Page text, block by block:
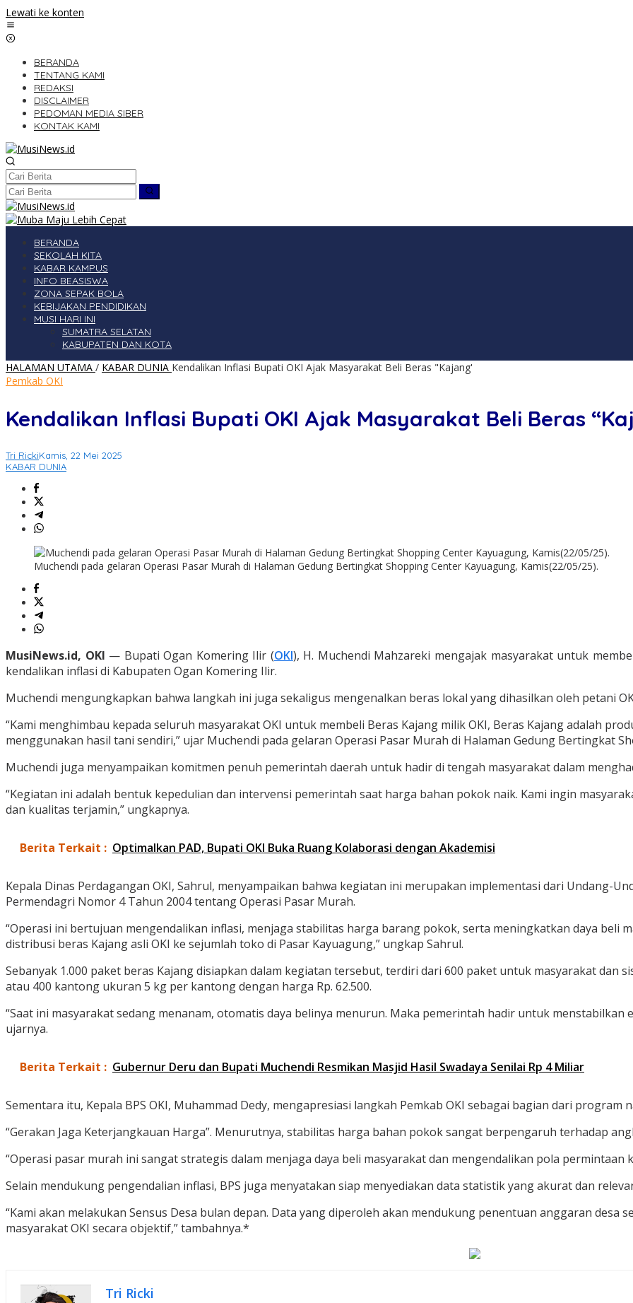
Lewati ke konten
BERANDA
TENTANG KAMI
REDAKSI
DISCLAIMER
PEDOMAN MEDIA SIBER
KONTAK KAMI
BERANDA
SEKOLAH KITA
KABAR KAMPUS
INFO BEASISWA
ZONA SEPAK BOLA
KEBIJAKAN PENDIDIKAN
MUSI HARI INI
SUMATRA SELATAN
KABUPATEN DAN KOTA
HALAMAN UTAMA / KABAR DUNIA Kendalikan Inflasi Bupati OKI Ajak Masyarakat Beli Beras "Kajang'
Pemkab OKI
Kendalikan Inflasi Bupati OKI Ajak Masyarakat Beli Beras
Tri RickiKamis, 22 Mei 2025
KABAR DUNIA
Muchendi pada gelaran Operasi Pasar Murah di Halaman Gedung Bertingkat Shopping Center Kayuagung, Kamis(22/05/25).
MusiNews.id, OKI — Bupati Ogan Komering Ilir (OKI), H. Muchendi Mahzareki mengajak masyarakat untuk
kendalikan inflasi di Kabupaten Ogan Komering Ilir.
Muchendi mengungkapkan bahwa langkah ini juga sekaligus mengenalkan beras lokal yang dihasilkan oleh petani
“Kami menghimbau kepada seluruh masyarakat OKI untuk membeli Beras Kajang milik OKI, Beras Kajang adalah
menggunakan hasil tani sendiri,” ujar Muchendi pada gelaran Operasi Pasar Murah di Halaman Gedung Bertingkat
Muchendi juga menyampaikan komitmen penuh pemerintah daerah untuk hadir di tengah masyarakat dalam
“Kegiatan ini adalah bentuk kepedulian dan intervensi pemerintah saat harga bahan pokok naik. Kami ingin
dan kualitas terjamin,” ungkapnya.
Berita Terkait : Optimalkan PAD, Bupati OKI Buka Ruang Kolaborasi dengan Akademisi
Kepala Dinas Perdagangan OKI, Sahrul, menyampaikan bahwa kegiatan ini merupakan implementasi dari Undang-
Permendagri Nomor 4 Tahun 2004 tentang Operasi Pasar Murah.
“Operasi ini bertujuan mengendalikan inflasi, menjaga stabilitas harga barang pokok, serta meningkatkan daya beli
distribusi beras Kajang asli OKI ke sejumlah toko di Pasar Kayuagung,” ungkap Sahrul.
Sebanyak 1.000 paket beras Kajang disiapkan dalam kegiatan tersebut, terdiri dari 600 paket untuk masyarakat dan
atau 400 kantong ukuran 5 kg per kantong dengan harga Rp. 62.500.
“Saat ini masyarakat sedang menanam, otomatis daya belinya menurun. Maka pemerintah hadir untuk
ujarnya.
Berita Terkait : Gubernur Deru dan Bupati Muchendi Resmikan Masjid Hasil Swadaya Senilai Rp 4 Miliar
Sementara itu, Kepala BPS OKI, Muhammad Dedy, mengapresiasi langkah Pemkab OKI sebagai bagian dari program
“Gerakan Jaga Keterjangkauan Harga”. Menurutnya, stabilitas harga bahan pokok sangat berpengaruh terhadap
“Operasi pasar murah ini sangat strategis dalam menjaga daya beli masyarakat dan mengendalikan pola permintaan
Selain mendukung pengendalian inflasi, BPS juga menyatakan siap menyediakan data statistik yang akurat dan
“Kami akan melakukan Sensus Desa bulan depan. Data yang diperoleh akan mendukung penentuan anggaran desa
masyarakat OKI secara objektif,” tambahnya.*
Tri Ricki